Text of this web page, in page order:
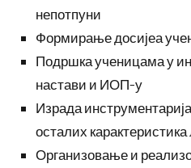
непотпуни
Формирање досијеа
Подршка ученицама у
настави и ИОП-у
Израда
осталих
Организовање и